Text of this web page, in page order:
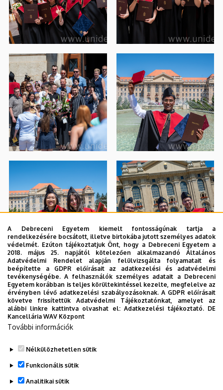
A Debreceni Egyetem kiemelt fontosságúnak tartja a
rendelkezésére bocsátott, illetve birtokába jutott személyes adatok
védelmét. Ezúton tájékoztatjuk Önt, hogy a Debreceni Egyetem a
2018. május 25. napjától kötelezően alkalmazandó Általános
Adatvédelmi Rendelet alapján felülvizsgálta folyamatait és
beépítette a GDPR előírásait az adatkezelési és adatvédelmi
tevékenységébe. A felhasználók személyes adatait a Debreceni
Egyetem korábban is teljes körültekintéssel kezelte, megfelelve az
érvényben lévő adatkezelési szabályozásoknak. A GDPR előírásait
követve frissítettük Adatvédelmi Tájékoztatónkat, amelyet az
alábbi linkre kattintva olvashat el:Adatkezelési tájékoztató. DE
Kancellária WAV Központ
További információk
Nélkülözhetetlen sütik
Funkcionális sütik
Analitikai sütik